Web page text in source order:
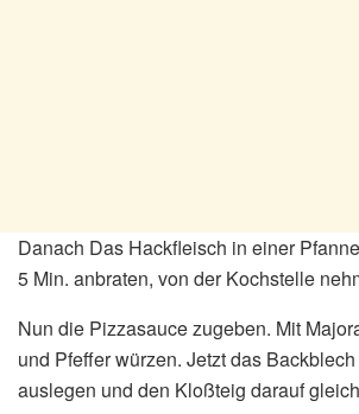
Danach Das Hackfleisch in einer
5 Min. anbraten, von der Kochstelle
Nun die Pizzasauce zugeben. Mit
und Pfeffer würzen. Jetzt das
auslegen und den Kloßteig darauf